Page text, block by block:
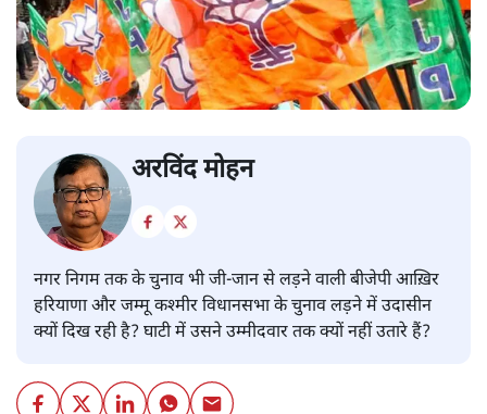
अरविंद मोहन
नगर निगम तक के चुनाव भी जी-जान से लड़ने वाली बीजेपी आख़िर
हरियाणा और जम्मू कश्मीर विधानसभा के चुनाव लड़ने में उदासीन
क्यों दिख रही है? घाटी में उसने उम्मीदवार तक क्यों नहीं उतारे हैं?